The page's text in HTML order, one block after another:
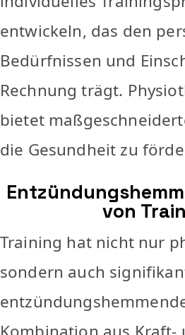
entwickeln, das den
Bedürfnissen und
Rechnung trägt.
bietet
die Gesundheit zu
von
Training hat nicht nur
sondern auch